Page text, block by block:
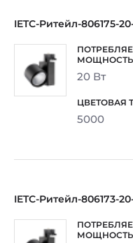
IETC-Ритейл-806175-
20 Вт
5000
IETC-Ритейл-806173-